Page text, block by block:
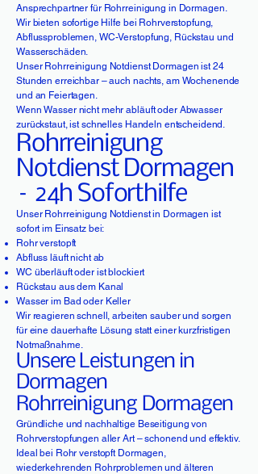
Ansprechpartner für Rohrreinigung in Dormagen.
Wir bieten sofortige Hilfe bei Rohrverstopfung,
Abflussproblemen, WC-Verstopfung, Rückstau und
Wasserschäden.
Unser Rohrreinigung Notdienst Dormagen ist 24
Stunden erreichbar – auch nachts, am Wochenende
und an Feiertagen.
Wenn Wasser nicht mehr abläuft oder Abwasser
zurückstaut, ist schnelles Handeln entscheidend.
Rohrreinigung
Notdienst Dormagen
– 24h Soforthilfe
Unser Rohrreinigung Notdienst in Dormagen ist
sofort im Einsatz bei:
Rohr verstopft
Abfluss läuft nicht ab
WC überläuft oder ist blockiert
Rückstau aus dem Kanal
Wasser im Bad oder Keller
Wir reagieren schnell, arbeiten sauber und sorgen
für eine dauerhafte Lösung statt einer kurzfristigen
Notmaßnahme.
Unsere Leistungen in
Dormagen
Rohrreinigung Dormagen
Gründliche und nachhaltige Beseitigung von
Rohrverstopfungen aller Art – schonend und effektiv.
Ideal bei Rohr verstopft Dormagen,
wiederkehrenden Rohrproblemen und älteren